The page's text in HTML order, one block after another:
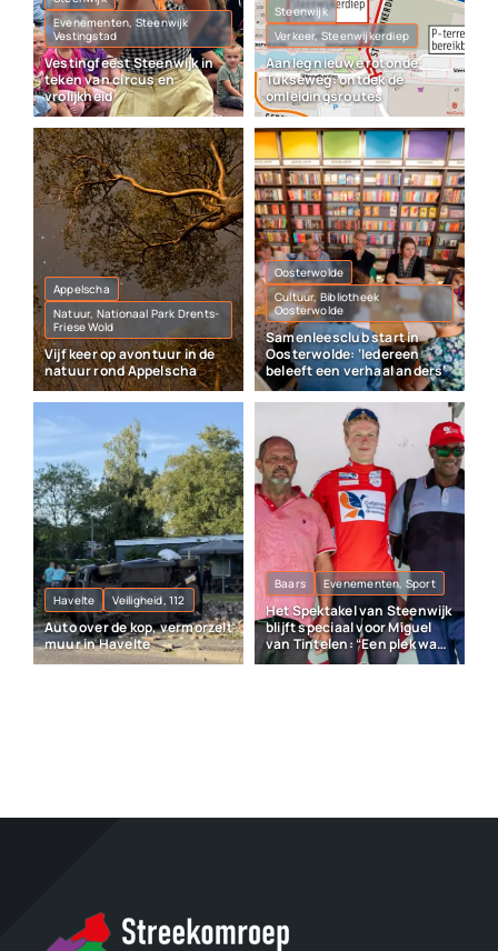
Evenementen, Steenwijk
Vestingstad
Vestingfeest Steenwijk in
teken van circus en
vrolijkheid
Steenwijk
Verkeer, Steenwijkerdiep
Aanleg nieuwe rotonde
Tukseweg: ontdek de
omleidingsroutes
Appelscha
Natuur, Nationaal Park Drents-
Friese Wold
Vijf keer op avontuur in de
natuur rond Appelscha
Oosterwolde
Cultuur, Bibliotheek
Oosterwolde
Samenleesclub start in
Oosterwolde: ‘Iedereen
beleeft een verhaal anders’
Havelte Veiligheid, 112
Auto over de kop, vermorzelt
muur in Havelte
Baars Evenementen, Sport
Het Spektakel van Steenwijk
blijft speciaal voor Miguel
van Tintelen: “Een plek waar
veel herinneringen liggen”